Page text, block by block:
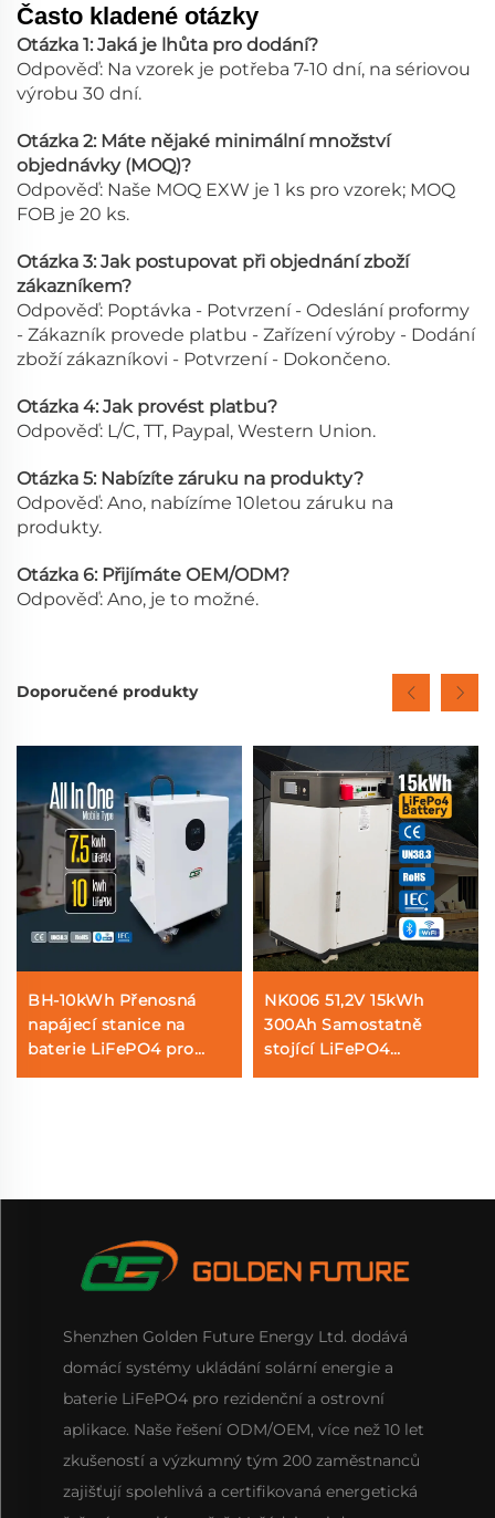
Často kladené otázky
Otázka 1: Jaká je lhůta pro dodání?
Odpověď: Na vzorek je potřeba 7-10 dní, na sériovou
výrobu 30 dní.
Otázka 2: Máte nějaké minimální množství
objednávky (MOQ)?
Odpověď: Naše MOQ EXW je 1 ks pro vzorek; MOQ
FOB je 20 ks.
Otázka 3: Jak postupovat při objednání zboží
zákazníkem?
Odpověď: Poptávka - Potvrzení - Odeslání proformy
- Zákazník provede platbu - Zařízení výroby - Dodání
zboží zákazníkovi - Potvrzení - Dokončeno.
Otázka 4: Jak provést platbu?
Odpověď: L/C, TT, Paypal, Western Union.
Otázka 5: Nabízíte záruku na produkty?
Odpověď: Ano, nabízíme 10letou záruku na
produkty.
Otázka 6: Přijímáte OEM/ODM?
Odpověď: Ano, je to možné.
Doporučené produkty
BH-10kWh Přenosná
napájecí stanice na
baterie LiFePO4 pro
domácí skladování
NK006 51,2V 15kWh
300Ah Samostatně
stojící LiFePO4
bateriový systém pro
Shenzhen Golden Future Energy Ltd. dodává
domácí systémy ukládání solární energie a
baterie LiFePO4 pro rezidenční a ostrovní
aplikace. Naše řešení ODM/OEM, více než 10 let
zkušeností a výzkumný tým 200 zaměstnanců
zajišťují spolehlivá a certifikovaná energetická